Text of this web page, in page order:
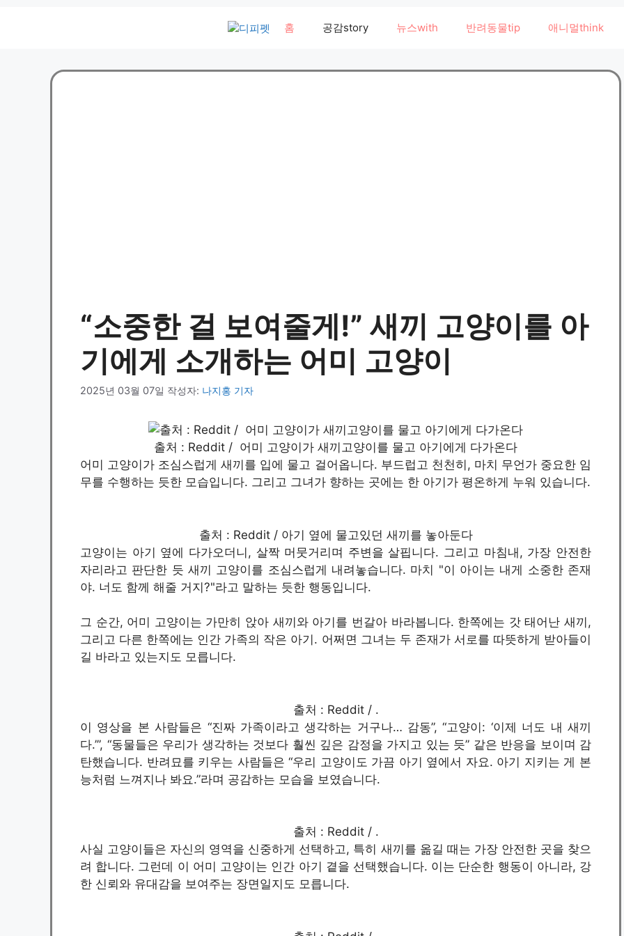
홈 공감story 뉴스with 반려동물tip 애니멀think
“소중한 걸 보여줄게!” 새끼 고양이를 아
기에게 소개하는 어미 고양이
2025년 03월 07일 작성자: 나지홍 기자
출처 : Reddit / 어미 고양이가 새끼고양이를 물고 아기에게 다가온다
어미 고양이가 조심스럽게 새끼를 입에 물고 걸어옵니다. 부드럽고 천천히, 마치 무언가 중요한 임
무를 수행하는 듯한 모습입니다. 그리고 그녀가 향하는 곳에는 한 아기가 평온하게 누워 있습니다.
출처 : Reddit / 아기 옆에 물고있던 새끼를 놓아둔다
고양이는 아기 옆에 다가오더니, 살짝 머뭇거리며 주변을 살핍니다. 그리고 마침내, 가장 안전한
자리라고 판단한 듯 새끼 고양이를 조심스럽게 내려놓습니다. 마치 "이 아이는 내게 소중한 존재
야. 너도 함께 해줄 거지?"라고 말하는 듯한 행동입니다.
그 순간, 어미 고양이는 가만히 앉아 새끼와 아기를 번갈아 바라봅니다. 한쪽에는 갓 태어난 새끼,
그리고 다른 한쪽에는 인간 가족의 작은 아기. 어쩌면 그녀는 두 존재가 서로를 따뜻하게 받아들이
길 바라고 있는지도 모릅니다.
출처 : Reddit / .
이 영상을 본 사람들은 “진짜 가족이라고 생각하는 거구나… 감동”, “고양이: ‘이제 너도 내 새끼
다.’”, “동물들은 우리가 생각하는 것보다 훨씬 깊은 감정을 가지고 있는 듯” 같은 반응을 보이며 감
탄했습니다. 반려묘를 키우는 사람들은 “우리 고양이도 가끔 아기 옆에서 자요. 아기 지키는 게 본
능처럼 느껴지나 봐요.”라며 공감하는 모습을 보였습니다.
출처 : Reddit / .
사실 고양이들은 자신의 영역을 신중하게 선택하고, 특히 새끼를 옮길 때는 가장 안전한 곳을 찾으
려 합니다. 그런데 이 어미 고양이는 인간 아기 곁을 선택했습니다. 이는 단순한 행동이 아니라, 강
한 신뢰와 유대감을 보여주는 장면일지도 모릅니다.